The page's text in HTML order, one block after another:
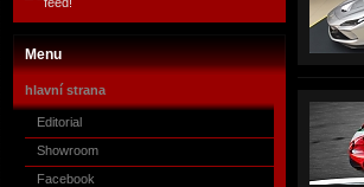
Menu
hlavní strana
Editorial
Showroom
Facebook